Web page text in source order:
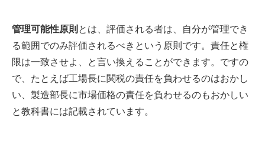
管理可能性原則 とは、評価される者は、自分が管理でき
る範囲でのみ評価されるべきという原則です。責任と権
限は一致させよ、と言い換えることができます。ですの
で、たとえば工場長に関税の責任を負わせるのはおかし
い、製造部長に市場価格の責任を負わせるのもおかしい
と教科書には記載されています。